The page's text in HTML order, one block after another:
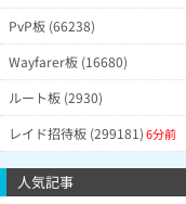
PvP板 (66238)
Wayfarer板 (16680)
ルート板 (2930)
レイド招待板 (299181)6分前
人気記事